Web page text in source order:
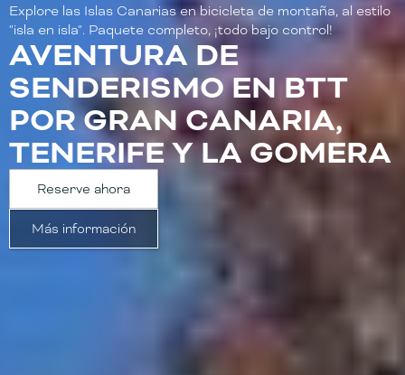
Explore las Islas Canarias en bicicleta de montaña, al estilo
"isla en isla". Paquete completo, ¡todo bajo control!
AVENTURA DE
SENDERISMO EN BTT
POR GRAN CANARIA,
TENERIFE Y LA GOMERA
Reserve ahora
Más información